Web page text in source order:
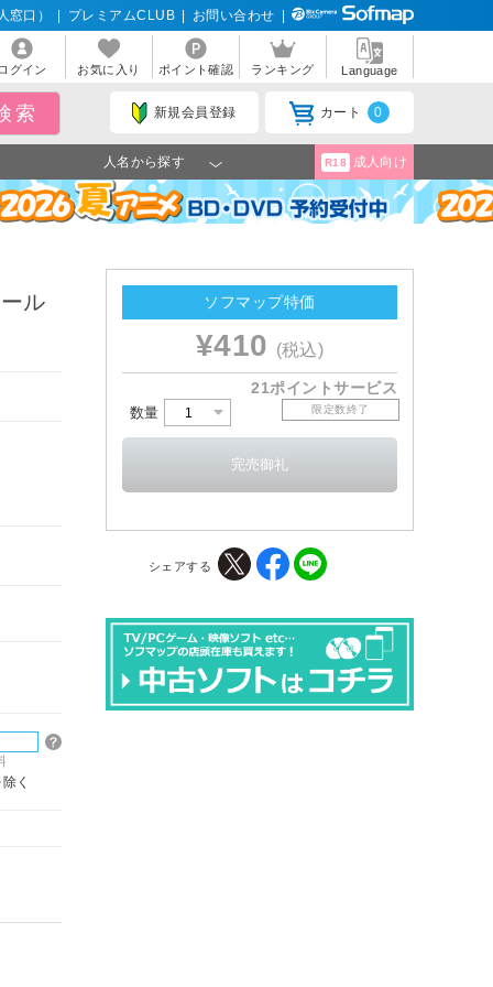
窓口） プレミアムCLUB お問い合わせ
ログイン お気に入り ポイント確認 ランキング Language
新規会員登録 カート 0
人名から探す R18 成人向け
ル
く
ソフマップ特価
¥410 (税込)
21ポイントサービス
数量 限定数終了
シェアする